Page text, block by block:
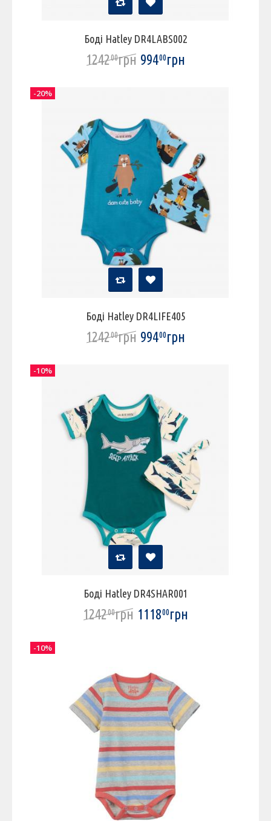
Боді Hatley DR4LABS002
124200грн 99400грн
Боді Hatley DR4LIFE405
124200грн 99400грн
-20%
Боді Hatley DR4SHAR001
124200грн 111800грн
-10%
-10%